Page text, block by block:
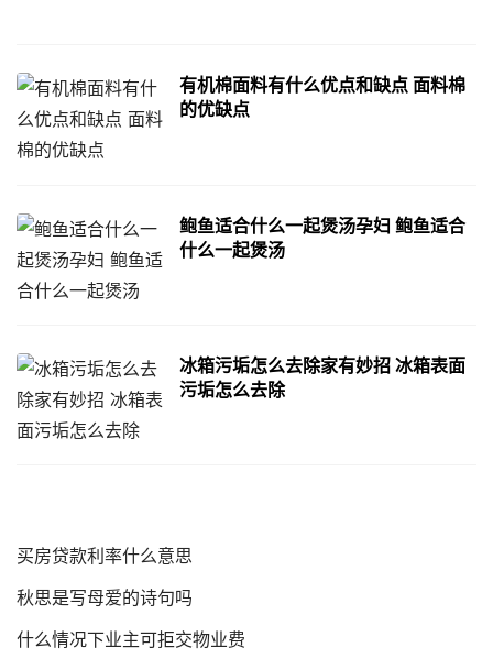
有机棉面料有什么优点和缺点 面料棉
的优缺点
鲍鱼适合什么一起煲汤孕妇 鲍鱼适合
什么一起煲汤
冰箱污垢怎么去除家有妙招 冰箱表面
污垢怎么去除
买房贷款利率什么意思
秋思是写母爱的诗句吗
什么情况下业主可拒交物业费